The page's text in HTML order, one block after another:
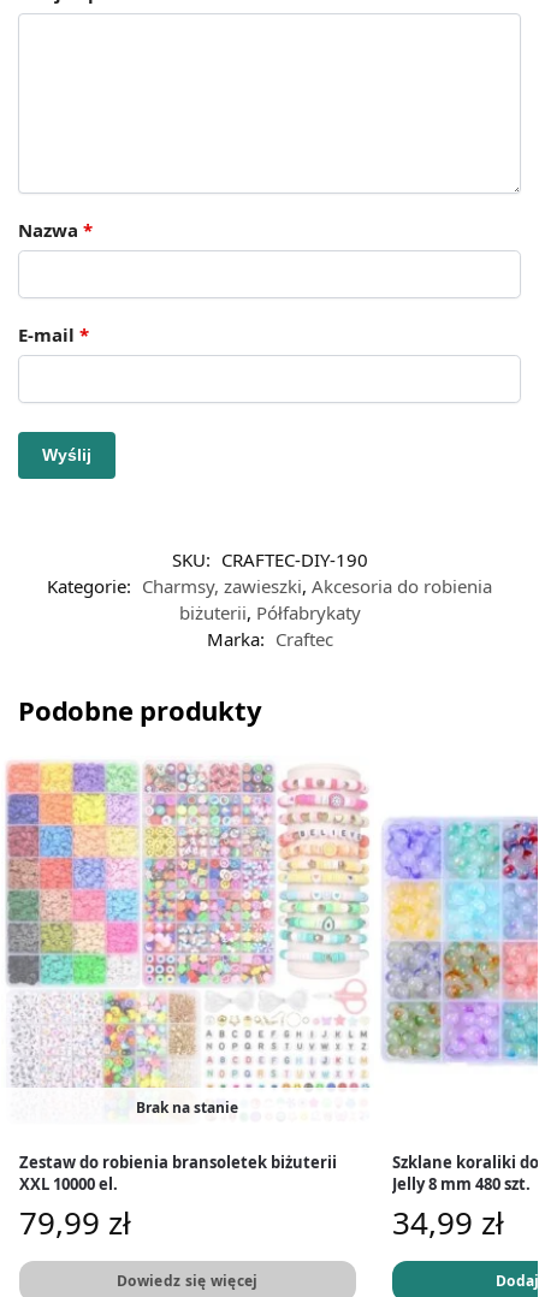
Nazwa *
E-mail *
SKU: CRAFTEC-DIY-190
Kategorie: Charmsy, zawieszki, Akcesoria do robienia
biżuterii, Półfabrykaty
Marka: Craftec
Podobne produkty
Brak na stanie
Zestaw do robienia bransoletek biżuterii
XXL 10000 el.
79,99 zł
Dowiedz się więcej
Szklane koraliki
Jelly 8 mm 480 szt.
34,99 zł